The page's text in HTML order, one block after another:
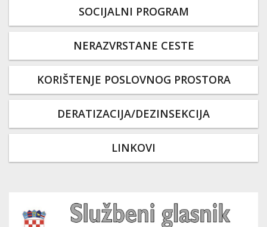
SOCIJALNI PROGRAM
NERAZVRSTANE CESTE
KORIŠTENJE POSLOVNOG PROSTORA
DERATIZACIJA/DEZINSEKCIJA
LINKOVI